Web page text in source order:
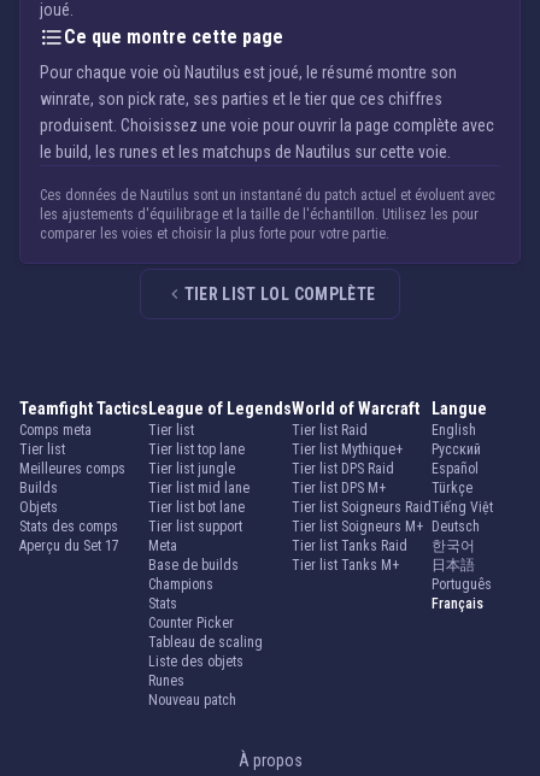
joué.
Ce que montre cette page
Pour chaque voie où Nautilus est joué, le résumé montre son
winrate, son pick rate, ses parties et le tier que ces chiffres
produisent. Choisissez une voie pour ouvrir la page complète avec
le build, les runes et les matchups de Nautilus sur cette voie.
Ces données de Nautilus sont un instantané du patch actuel et évoluent avec
les ajustements d'équilibrage et la taille de l'échantillon. Utilisez les pour
comparer les voies et choisir la plus forte pour votre partie.
TIER LIST LOL COMPLÈTE
Teamfight Tactics
Comps meta
Tier list
Meilleures comps
Builds
Objets
Stats des comps
Aperçu du Set 17
League of Legends
Tier list
Tier list top lane
Tier list jungle
Tier list mid lane
Tier list bot lane
Tier list support
Meta
Base de builds
Champions
Stats
Counter Picker
Tableau de scaling
Liste des objets
Runes
Nouveau patch
World of Warcraft
Tier list Raid
Tier list Mythique+
Tier list DPS Raid
Tier list DPS M+
Tier list Soigneurs Raid
Tier list Soigneurs M+
Tier list Tanks Raid
Tier list Tanks M+
Langue
English
Русский
Español
Türkçe
Tiếng Việt
Deutsch
한국어
日本語
Português
Français
À propos